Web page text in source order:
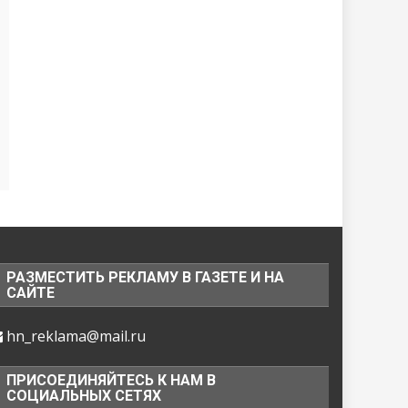
РАЗМЕСТИТЬ РЕКЛАМУ В ГАЗЕТЕ И НА
САЙТЕ
hn_reklama@mail.ru
ПРИСОЕДИНЯЙТЕСЬ К НАМ В
СОЦИАЛЬНЫХ СЕТЯХ